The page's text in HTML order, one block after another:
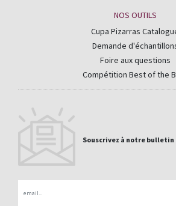
NOS OUTILS
Cupa Pizarras
Demande
Foire aux questions
Compétition Best of the
Souscrivez à notre bulletin